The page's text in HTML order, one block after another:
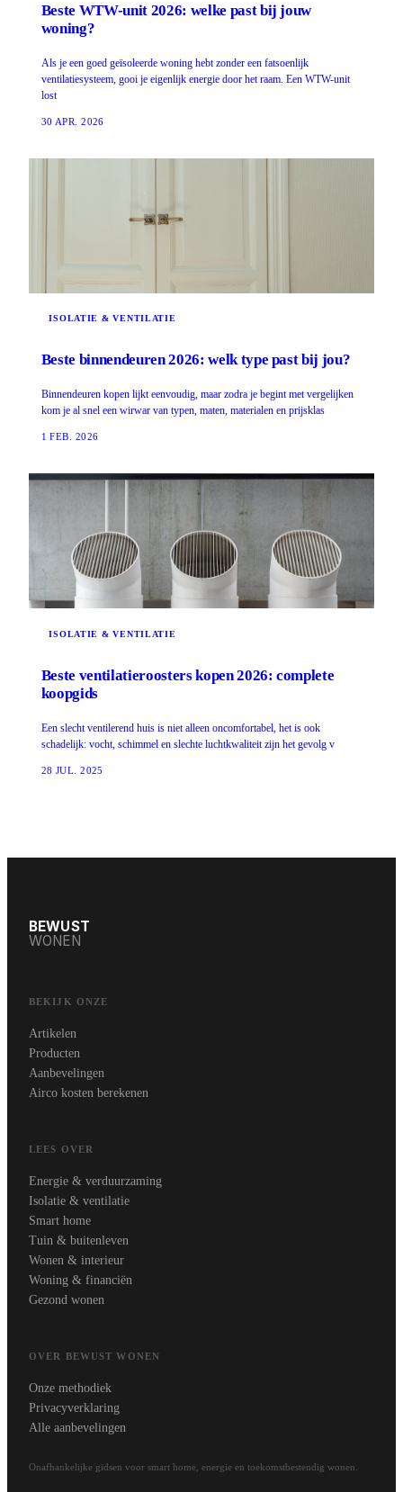
Beste WTW-unit 2026: welke past bij jouw
woning?
Als je een goed geïsoleerde woning hebt zonder een fatsoenlijk
ventilatiesysteem, gooi je eigenlijk energie door het raam. Een WTW-unit
lost
30 APR. 2026
ISOLATIE & VENTILATIE
Beste binnendeuren 2026: welk type past bij jou?
Binnendeuren kopen lijkt eenvoudig, maar zodra je begint met vergelijken
kom je al snel een wirwar van typen, maten, materialen en prijsklas
1 FEB. 2026
ISOLATIE & VENTILATIE
Beste ventilatieroosters kopen 2026: complete
koopgids
Een slecht ventilerend huis is niet alleen oncomfortabel, het is ook
schadelijk: vocht, schimmel en slechte luchtkwaliteit zijn het gevolg v
28 JUL. 2025
BEWUST
WONEN
BEKIJK ONZE
Artikelen
Producten
Aanbevelingen
Airco kosten berekenen
LEES OVER
Energie & verduurzaming
Isolatie & ventilatie
Smart home
Tuin & buitenleven
Wonen & interieur
Woning & financiën
Gezond wonen
OVER BEWUST WONEN
Onze methodiek
Privacyverklaring
Alle aanbevelingen
Onafhankelijke gidsen voor smart home, energie en toekomstbestendig wonen.